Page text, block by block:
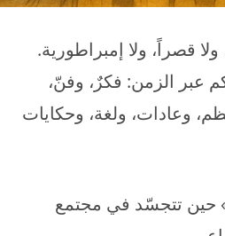
قصراً، ولا إمبراطورية.
عبر الزمن: فكرٌ، وفنّ،
وعادات، ولغة، وحكايات
حين تتجسّد في مجتمع